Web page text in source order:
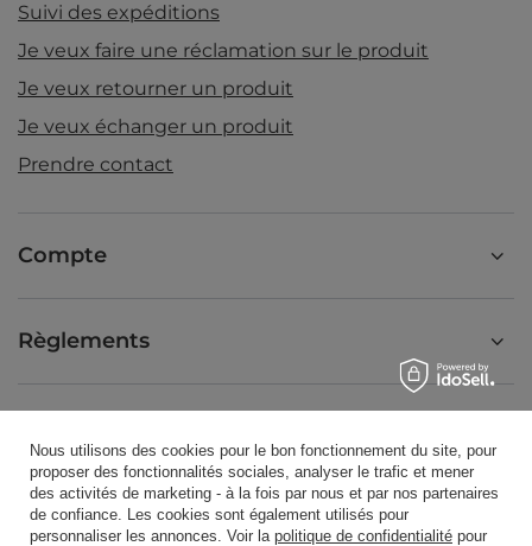
Suivi des expéditions
Je veux faire une réclamation sur le produit
Je veux retourner un produit
Je veux échanger un produit
Prendre contact
Compte
Règlements
Information sur le produit
Nous utilisons des cookies pour le bon fonctionnement du site, pour
proposer des fonctionnalités sociales, analyser le trafic et mener
des activités de marketing - à la fois par nous et par nos partenaires
de confiance. Les cookies sont également utilisés pour
personnaliser les annonces. Voir la politique de confidentialité pour